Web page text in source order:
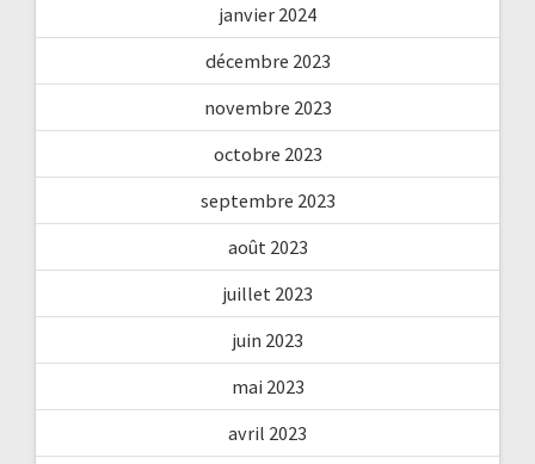
janvier 2024
décembre 2023
novembre 2023
octobre 2023
septembre 2023
août 2023
juillet 2023
juin 2023
mai 2023
avril 2023